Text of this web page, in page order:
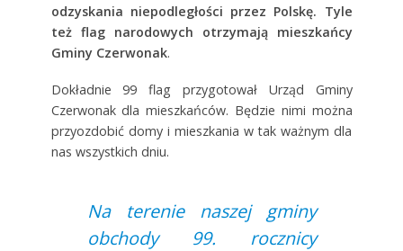
odzyskania niepodległości przez Polskę. Tyle
też flag narodowych otrzymają mieszkańcy
Gminy Czerwonak.
Dokładnie 99 flag przygotował Urząd Gminy
Czerwonak dla mieszkańców. Będzie nimi można
przyozdobić domy i mieszkania w tak ważnym dla
nas wszystkich dniu.
Na terenie naszej gminy
obchody 99. rocznicy